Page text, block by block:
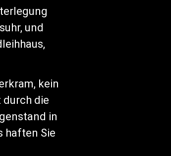
und
kein
durch die
in
haften Sie